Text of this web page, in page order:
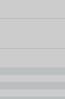
vienību)